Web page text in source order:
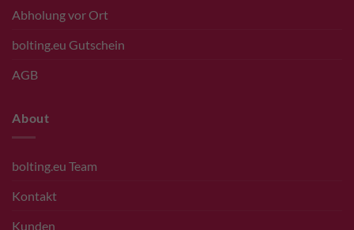
Abholung vor Ort
bolting.eu Gutschein
AGB
About
bolting.eu Team
Kontakt
Kunden